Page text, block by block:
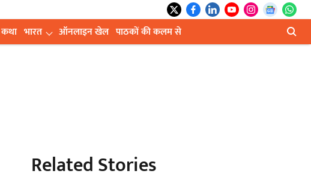
कथा भारत ऑनलाइन खेल पाठकों की कलम से
Related Stories